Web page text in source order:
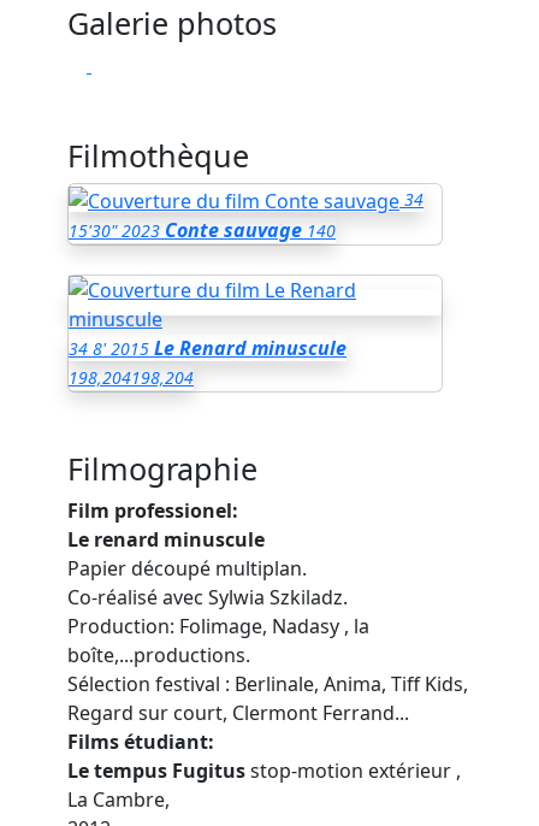
Galerie photos
Filmothèque
34
15'30" 2023 Conte sauvage 140
34 8' 2015 Le Renard minuscule
198,204198,204
Filmographie
Film professionel:
Le renard minuscule
Papier découpé multiplan.
Co-réalisé avec Sylwia Szkiladz.
Production: Folimage, Nadasy , la
boîte,...productions.
Sélection festival : Berlinale, Anima, Tiff Kids,
Regard sur court, Clermont Ferrand...
Films étudiant:
Le tempus Fugitusstop-motion extérieur ,
La Cambre,